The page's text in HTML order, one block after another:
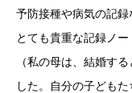
予防接種や病気の記
とても貴重な記録ノー
（私の母は、結婚す
した。自分の子ども